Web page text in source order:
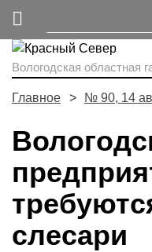
Вологодская областная
Главное № 90, 14
слесари